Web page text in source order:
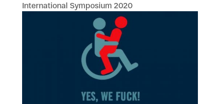
International Symposium 2020